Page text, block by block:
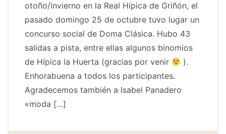
otoño/invierno en la Real Hípica de Griñón, el
pasado domingo 25 de octubre tuvo lugar un
concurso social de Doma Clásica. Hubo 43
salidas a pista, entre ellas algunos binomios
de Hípica la Huerta (gracias por venir
).
Enhorabuena a todos los participantes.
Agradecemos también a Isabel Panadero
«moda […]